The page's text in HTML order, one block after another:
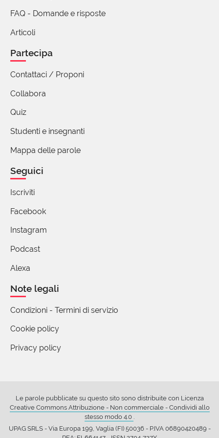
FAQ - Domande e risposte
Articoli
Partecipa
Contattaci / Proponi
Collabora
Quiz
Studenti e insegnanti
Mappa delle parole
Seguici
Iscriviti
Facebook
Instagram
Podcast
Alexa
Note legali
Condizioni - Termini di servizio
Cookie policy
Privacy policy
Le parole pubblicate su questo sito sono distribuite con Licenza
Creative Commons Attribuzione - Non commerciale - Condividi allo
stesso modo 4.0 .
UPAG SRLS - Via Europa 199, Vaglia (FI) 50036 - P.IVA 06890420489 -